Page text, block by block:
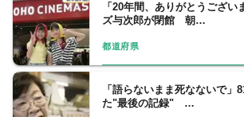
「20年間、ありがとうござい
ズ与次郎が閉館 朝…
都道府県
「語らないまま死なないで」
た"最後の記録" …